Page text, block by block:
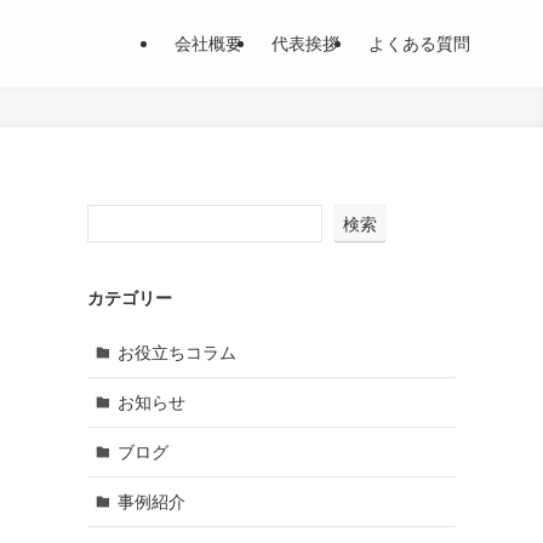
会社概要 代表挨拶 よくある質問
検索
カテゴリー
お役立ちコラム
お知らせ
ブログ
事例紹介